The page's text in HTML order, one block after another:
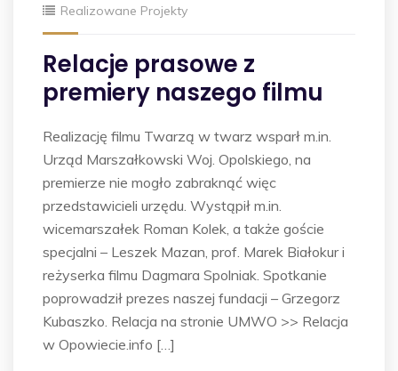
Realizowane Projekty
Relacje prasowe z
premiery naszego filmu
Realizację filmu Twarzą w twarz wsparł m.in.
Urząd Marszałkowski Woj. Opolskiego, na
premierze nie mogło zabraknąć więc
przedstawicieli urzędu. Wystąpił m.in.
wicemarszałek Roman Kolek, a także goście
specjalni – Leszek Mazan, prof. Marek Białokur i
reżyserka filmu Dagmara Spolniak. Spotkanie
poprowadził prezes naszej fundacji – Grzegorz
Kubaszko. Relacja na stronie UMWO >> Relacja
w Opowiecie.info […]